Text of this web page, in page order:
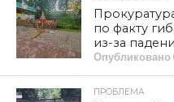
по факту
из-за
Опубликовано
ПРОБЛЕМА